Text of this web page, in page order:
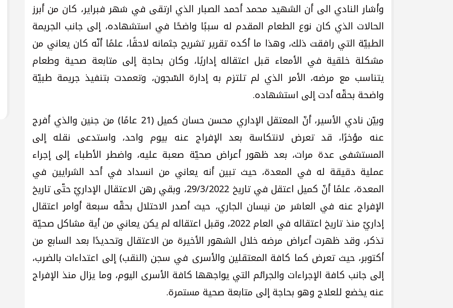
وأشار النادي الى أن الشهيد محمد أحمد الصبار الذي ارتقى في شهر فبراير، كان من أبرز
الحالات الذي كان نوع الطعام المقدم له سببًا واضحًا في استشهاده، إلى جانب الجريمة
الطبيّة التي رافقت ذلك، وهذا ما أكده تقرير تشريح جثمانه لاحقًا، علمًا أنّه كان يعاني من
مشكلة خلقية في الأمعاء قبل اعتقاله إداريًا، وكان بحاجة إلى متابعة صحية وطعام
يتناسب مع مرضه، الأمر الذي لم تلتزم به إدارة السّجون، وتعمدت بتنفيذ جريمة طبيّة
واضحة بحقّه أدت إلى استشهاده.
وبيّن نادي الأسير، أنّ المعتقل الإداري محسن حسان كميل (21 عامًا) من جنين والذي أفرج
عنه مؤخرًا، قد تعرض لانتكاسة بعد الإفراج عنه بيوم واحد، واستدعى نقله إلى
المستشفى عدة مرات، بعد ظهور أعراض صحيّة صعبة عليه، واضطر الأطباء إلى إجراء
عملية دقيقة له في المعدة، حيث تبين أنه يعاني من انسداد في أحد الشرايين في
المعدة، علمًا أنّ كميل اعتقل في تاريخ 29/3/2022، وبقي رهن الاعتقال الإداريّ حتّى تاريخ
الإفراج عنه في العاشر من نيسان الجاري، حيث أصدر الاحتلال بحقّه سبعة أوامر اعتقال
إداريّ منذ تاريخ اعتقاله في العام 2022، وقبل اعتقاله لم يكن يعاني من أية مشاكل صحيّة
تذكر، وقد ظهرت أعراض مرضه خلال الشهور الأخيرة من الاعتقال وتحديدًا بعد السابع من
أكتوبر، حيث تعرض كما كافة المعتقلين والأسرى في سجن (النقب) إلى اعتداءات بالضرب،
إلى جانب كافة الإجراءات والجرائم التي يواجهها كافة الأسرى اليوم، وما يزال منذ الإفراج
عنه يخضع للعلاج وهو بحاجة إلى متابعة صحية مستمرة.